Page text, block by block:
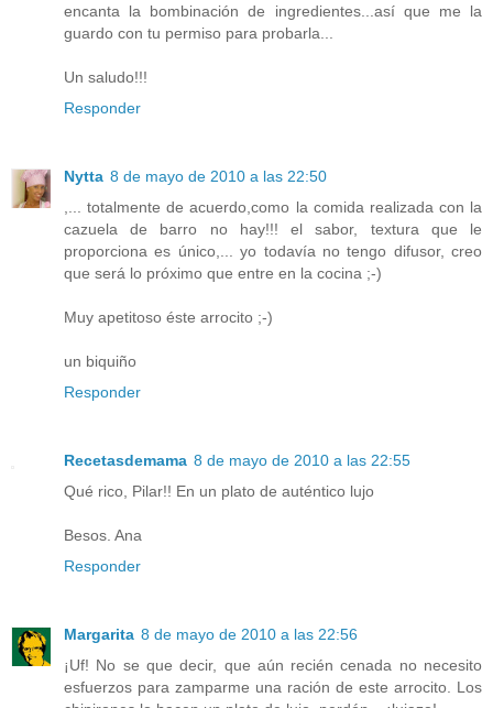
encanta la bombinación de ingredientes...así que me la
guardo con tu permiso para probarla...
Un saludo!!!
Responder
Nytta 8 de mayo de 2010 a las 22:50
,... totalmente de acuerdo,como la comida realizada con la
cazuela de barro no hay!!! el sabor, textura que le
proporciona es único,... yo todavía no tengo difusor, creo
que será lo próximo que entre en la cocina ;-)
Muy apetitoso éste arrocito ;-)
un biquiño
Responder
Recetasdemama 8 de mayo de 2010 a las 22:55
Qué rico, Pilar!! En un plato de auténtico lujo
Besos. Ana
Responder
Margarita 8 de mayo de 2010 a las 22:56
¡Uf! No se que decir, que aún recién cenada no necesito
esfuerzos para zamparme una ración de este arrocito. Los